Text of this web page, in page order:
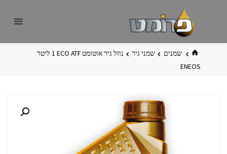
בית שמנים שמני גיר
נוזל גיר אוטומט ‏ECO ATF‏ 1 ליטר‏
ENEOS